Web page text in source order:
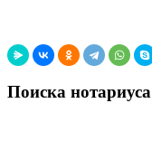
Поиска нотариуса